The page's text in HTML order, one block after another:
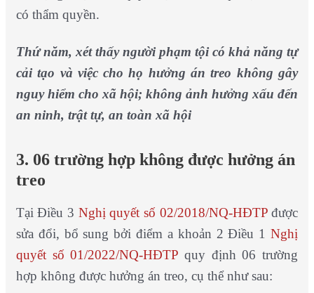
có thẩm quyền.
Thứ năm, xét thấy người phạm tội có khả năng tự
cải tạo và việc cho họ hưởng án treo không gây
nguy hiểm cho xã hội; không ảnh hưởng xấu đến
an ninh, trật tự, an toàn xã hội
3. 06 trường hợp không được hưởng án
treo
Tại Điều 3 Nghị quyết số 02/2018/NQ-HĐTPđược
sửa đổi, bổ sung bởi điểm a khoản 2 Điều 1Nghị
quyết số 01/2022/NQ-HĐTP quy định 06 trường
hợp không được hưởng án treo, cụ thể như sau: